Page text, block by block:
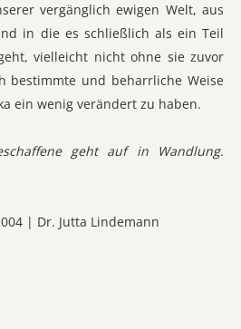
vergänglich ewigen Welt, aus
in die es schließlich als ein Teil
vielleicht nicht ohne sie zuvor
bestimmte und beharrliche Weise
ein wenig verändert zu haben.
geht auf in Wandlung.
| Dr. Jutta Lindemann